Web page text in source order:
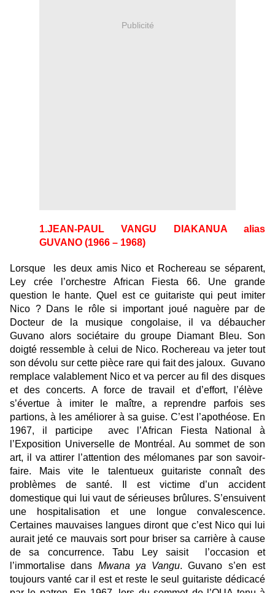
Publicité
1.JEAN-PAUL VANGU DIAKANUA alias
GUVANO (1966 – 1968)
Lorsque les deux amis Nico et Rochereau se séparent,
Ley crée l’orchestre African Fiesta 66. Une grande
question le hante. Quel est ce guitariste qui peut imiter
Nico ? Dans le rôle si important joué naguère par de
Docteur de la musique congolaise, il va débaucher
Guvano alors sociétaire du groupe Diamant Bleu. Son
doigté ressemble à celui de Nico. Rochereau va jeter tout
son dévolu sur cette pièce rare qui fait des jaloux. Guvano
remplace valablement Nico et va percer au fil des disques
et des concerts. A force de travail et d’effort, l’élève
s’évertue à imiter le maître, a reprendre parfois ses
partions, à les améliorer à sa guise. C’est l’apothéose. En
1967, il participe avec l’African Fiesta National à
l’Exposition Universelle de Montréal. Au sommet de son
art, il va attirer l’attention des mélomanes par son savoir-
faire. Mais vite le talentueux guitariste connaît des
problèmes de santé. Il est victime d’un accident
domestique qui lui vaut de sérieuses brûlures. S’ensuivent
une hospitalisation et une longue convalescence.
Certaines mauvaises langues diront que c’est Nico qui lui
aurait jeté ce mauvais sort pour briser sa carrière à cause
de sa concurrence. Tabu Ley saisit l’occasion et
l’immortalise dans Mwana ya Vangu. Guvano s’en est
toujours vanté car il est et reste le seul guitariste dédicacé